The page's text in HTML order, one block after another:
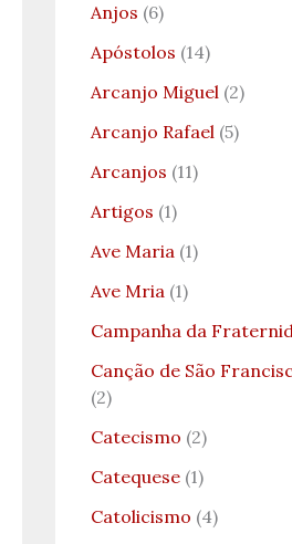
Anjos (6)
Apóstolos (14)
Arcanjo Miguel (2)
Arcanjo Rafael (5)
Arcanjos (11)
Artigos (1)
Ave Maria (1)
Ave Mria (1)
Campanha da
Canção de São
(2)
Catecismo (2)
Catequese (1)
Catolicismo (4)